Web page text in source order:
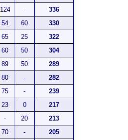
124 -
336
54 60
330
65 25
322
60 50
304
89 50
289
80 -
282
75 -
239
23 0
217
- 20
213
70 - 205